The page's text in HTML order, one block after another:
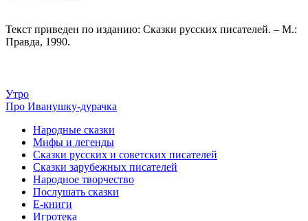
Текст приведен по изданию: Сказки русских писателей. – М.:
Правда, 1990.
Утро
Про Иванушку-дурачка
Народные сказки
Мифы и легенды
Сказки русских и советских писателей
Сказки зарубежных писателей
Народное творчество
Послушать сказки
Е-книги
Игротека